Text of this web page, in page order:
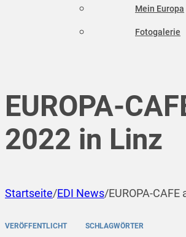
Mein Europa
Fotogalerie
EUROPA-
2022 in Linz
Startseite/EDI News/EUROPA-
VERÖFFENTLICHT SCHLAGWÖRTER